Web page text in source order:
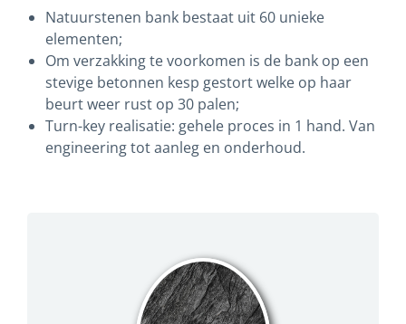
Natuurstenen bank bestaat uit 60 unieke
elementen;
Om verzakking te voorkomen is de bank op een
stevige betonnen kesp gestort welke op haar
beurt weer rust op 30 palen;
Turn-key realisatie: gehele proces in 1 hand. Van
engineering tot aanleg en onderhoud.